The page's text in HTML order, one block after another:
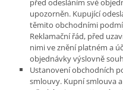
před odesláním své
upozorněn. Kupující
těmito obchodními
Reklamační řád, před
nimi ve znění platném a
objednávky výslovně
Ustanovení obchodních
smlouvy. Kupní smlouva